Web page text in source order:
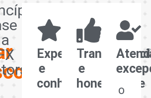
Experiência
e
conhecimento
e
honestidade
O